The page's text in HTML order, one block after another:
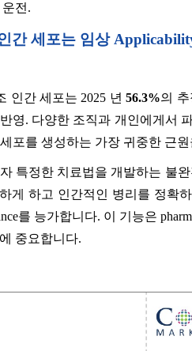
전.
간 세포는 임상
조 인간 세포는 2025 년56.3%의
영. 다양한 조직과 개인에게서
포를 생성하는 가장 귀중한 근
특정한 치료법을 개발하는 불
게 하고 인간적인 병리를 정확
를 능가합니다. 이 기능은
중요합니다.